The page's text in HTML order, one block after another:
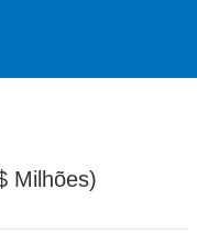
Milhões)